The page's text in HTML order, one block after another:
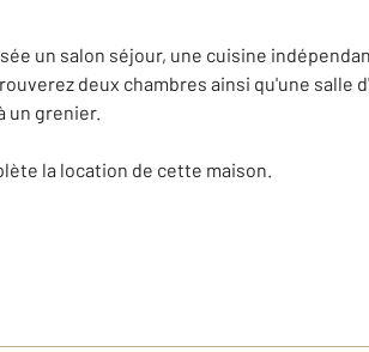
un salon séjour, une cuisine
deux chambres ainsi qu'une salle
un grenier.
la location de cette maison.